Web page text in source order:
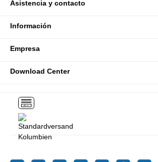
Asistencia y contacto
Información
Empresa
Download Center